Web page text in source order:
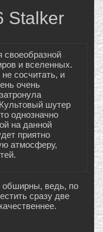
Stalker
своеобразной
и вселенных.
сосчитать, и
очень
шутер
однозначно
на данной
приятно
атмосферу,
ведь, по
сразу две